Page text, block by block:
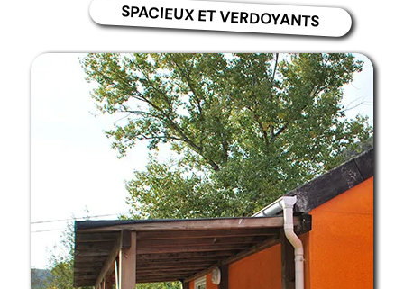
SPACIEUX ET VERDOYANTS